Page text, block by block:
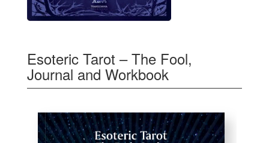
Esoteric Tarot – The Fool,
Journal and Workbook